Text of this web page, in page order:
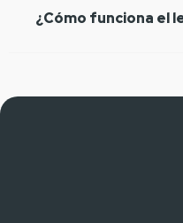
¿Cómo funciona el